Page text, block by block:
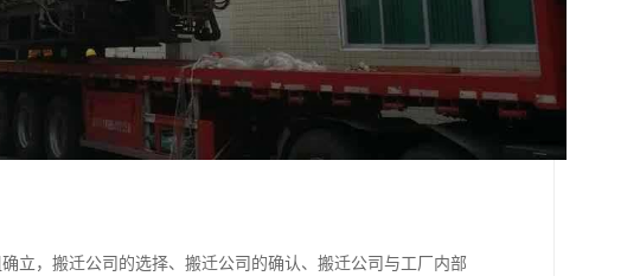
立，搬迁公司的选择、搬迁公司的确认、搬迁公司与工厂内部